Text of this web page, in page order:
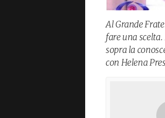
Al Grande
fare una
sopra la
con Helena